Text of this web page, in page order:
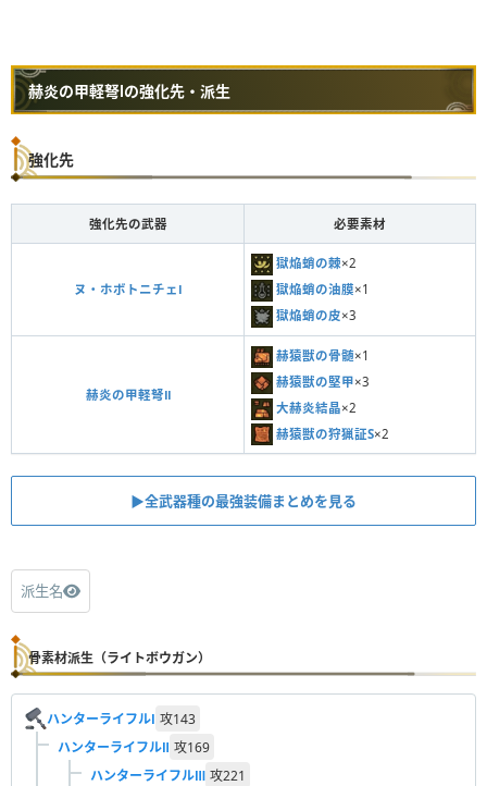
睡眠弾
氷結弾
電撃弾
鬼人弾
捕獲弾 1 4
赫炎の甲軽弩Ⅰの強化先・派生
強化先
強化先の武器 必要素材
ヌ・ホボトニチェⅠ
獄焔蛸の棘×2
獄焔蛸の油膜×1
獄焔蛸の皮×3
赫炎の甲軽弩Ⅱ
赫猿獣の骨髄×1
赫猿獣の堅甲×3
大赫炎結晶×2
赫猿獣の狩猟証S×2
▶︎全武器種の最強装備まとめを見る
派生名
骨素材派生（ライトボウガン）
ハンターライフルⅠ 攻143
ハンターライフルⅡ 攻169
ハンターライフルⅢ 攻221